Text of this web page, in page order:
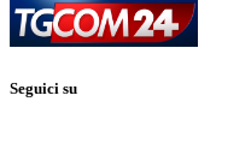
Seguici su